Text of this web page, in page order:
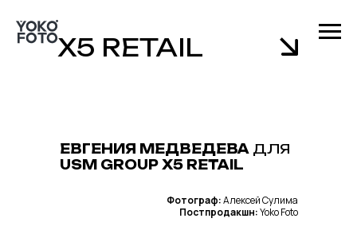
X5 RETAIL
ЕВГЕНИЯ МЕДВЕДЕВА ДЛЯ
USM GROUP X5 RETAIL
Фотограф:Алексей Сулима
Постпродакшн:Yoko Foto